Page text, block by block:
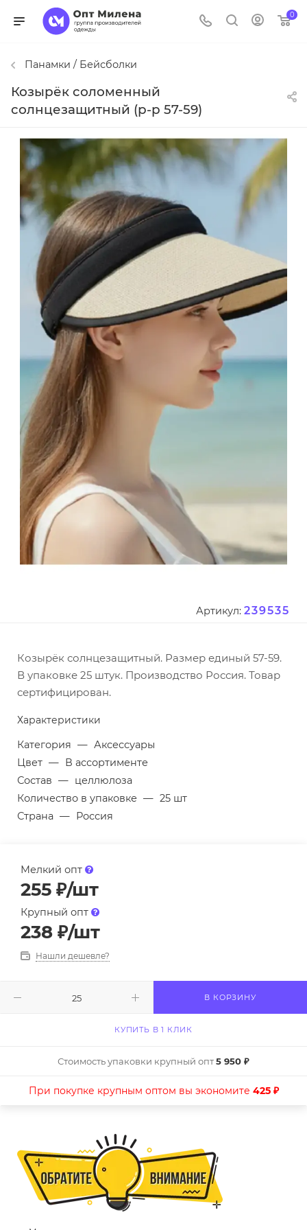
0
Панамки / Бейсболки
Козырёк соломенный
солнцезащитный (р-р 57-59)
Артикул: 239535
Козырёк солнцезащитный. Размер единый 57-59.
В упаковке 25 штук. Производство Россия. Товар
сертифицирован.
Характеристики
Категория — Аксессуары
Цвет — В ассортименте
Состав — целлюлоза
Количество в упаковке — 25 шт
Страна — Россия
Мелкий опт
255 ₽/шт
Крупный опт
238 ₽/шт
Нашли дешевле?
В КОРЗИНУ
КУПИТЬ В 1 КЛИК
Стоимость упаковки крупный опт5 950 ₽
При покупке крупным оптом вы экономите 425 ₽